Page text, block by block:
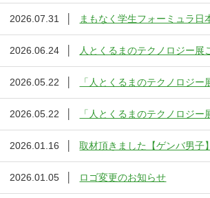
2026.07.31
2026.06.24
2026.05.22
2026.05.22
2026.01.16 取材頂きました【ゲンバ男子】
2026.01.05 ロゴ変更のお知らせ